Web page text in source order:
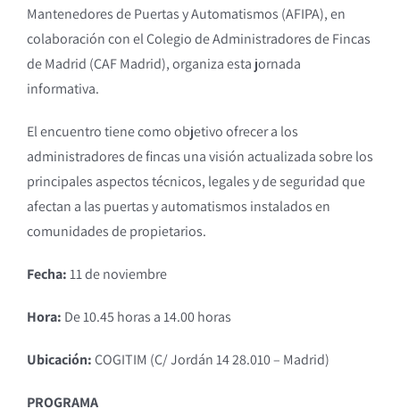
Mantenedores de Puertas y Automatismos (AFIPA), en
colaboración con el Colegio de Administradores de Fincas
de Madrid (CAF Madrid), organiza esta jornada
informativa.
El encuentro tiene como objetivo ofrecer a los
administradores de fincas una visión actualizada sobre los
principales aspectos técnicos, legales y de seguridad que
afectan a las puertas y automatismos instalados en
comunidades de propietarios.
Fecha:11 de noviembre
Hora: De 10.45 horas a 14.00 horas
Ubicación:COGITIM (C/ Jordán 14 28.010 – Madrid)
PROGRAMA